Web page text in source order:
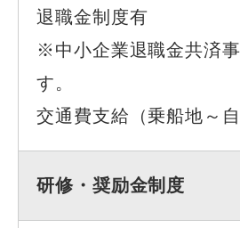
退職金制度有
※中小企業退職金共済
す。
交通費支給（乗船地～自
研修・奨励金制度